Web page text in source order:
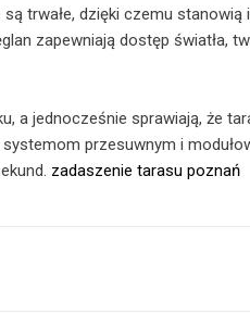
trwałe, dzięki czemu stanowią
zapewniają dostęp światła,
a jednocześnie sprawiają, że
przesuwnym i
zadaszenie tarasu poznań